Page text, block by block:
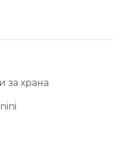
храна